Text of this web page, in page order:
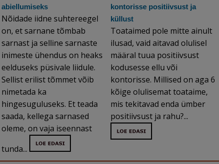
abiellumiseks
Nõidade iidne suhtereegel
on, et sarnane tõmbab
sarnast ja selline sarnaste
inimeste ühendus on heaks
eelduseks püsivale liidule.
Sellist erilist tõmmet võib
nimetada ka
hingesuguluseks. Et teada
saada, kellega sarnased
oleme, on vaja iseennast
tunda...
kontorisse positiivsust ja
küllust
Toataimed pole mitte ainult
ilusad, vaid aitavad olulisel
määral tuua positiivsust
kodusesse ellu või
kontorisse. Millised on aga 6
kõige olulisemat toataime,
mis tekitavad enda ümber
positiivsust ja rahu?...